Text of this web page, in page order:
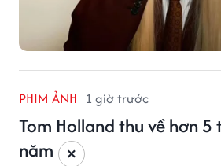
PHIM ẢNH 1 giờ trước
Tom Holland thu về hơn 5
năm
×